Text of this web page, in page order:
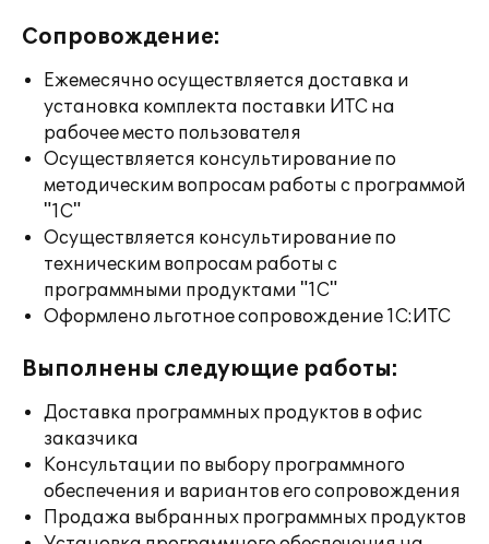
Сопровождение:
Ежемесячно осуществляется доставка и
установка комплекта поставки ИТС на
рабочее место пользователя
Осуществляется консультирование по
методическим вопросам работы с программой
"1С"
Осуществляется консультирование по
техническим вопросам работы с
программными продуктами "1С"
Оформлено льготное сопровождение 1С:ИТС
Выполнены следующие работы:
Доставка программных продуктов в офис
заказчика
Консультации по выбору программного
обеспечения и вариантов его сопровождения
Продажа выбранных программных продуктов